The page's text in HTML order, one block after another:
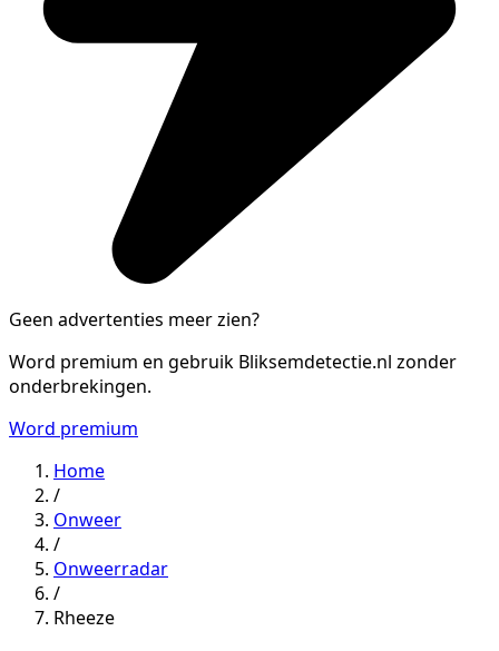
Geen advertenties meer zien?
Word premium en gebruik Bliksemdetectie.nl zonder
onderbrekingen.
Word premium
Home
/
Onweer
/
Onweerradar
/
Rheeze